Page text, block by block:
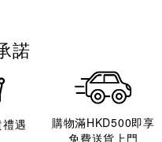
諾
遇
購物滿HKD500即享
免費送貨上門